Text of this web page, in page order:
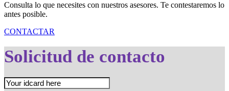
Consulta lo que necesites con nuestros asesores. Te contestaremos lo
antes posible.
CONTACTAR
Solicitud de contacto